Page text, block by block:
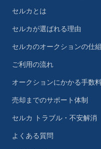
セルカとは
セルカが選ばれる理由
セルカのオークションの仕
ご利用の流れ
オークションにかかる手数
売却までのサポート体制
セルカ トラブル・不安解消
よくある質問